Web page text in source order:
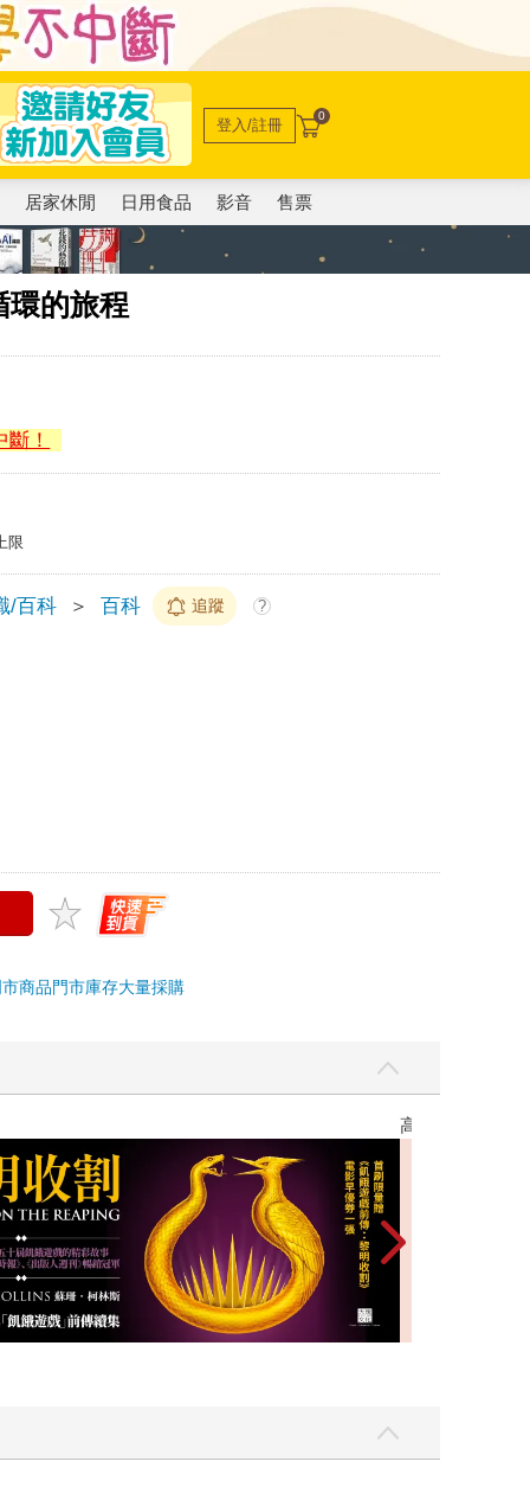
登入/註冊 0
居家休閒 日用食品 影音 售票
環的旅程
！
限
/百科 ＞ 百科 追蹤 ?
商品門市庫存大量採購
遠流童書展75